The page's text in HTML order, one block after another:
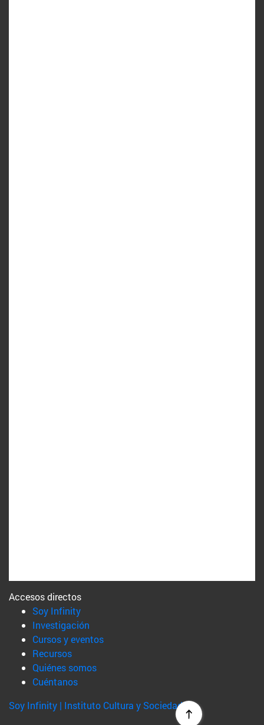
Accesos directos
Soy Infinity(abre en nueva ventana)
Investigación
Cursos y eventos(abre en nueva ventana)
Recursos(abre en nueva ventana)
Quiénes somos(abre en nueva ventana)
Cuéntanos(abre en nueva ventana)
Soy Infinity | Instituto Cultura y Sociedad